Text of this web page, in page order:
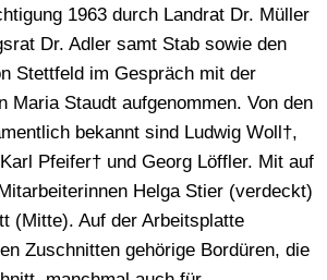
1963 durch Landrat Dr. Müller
Dr. Adler samt Stab sowie den
Stettfeld im Gespräch mit der
Maria Staudt aufgenommen. Von den
bekannt sind Ludwig Woll†,
Pfeifer† und Georg Löffler. Mit auf
Helga Stier (verdeckt)
(Mitte). Auf der Arbeitsplatte
Zuschnitten gehörige Bordüren, die